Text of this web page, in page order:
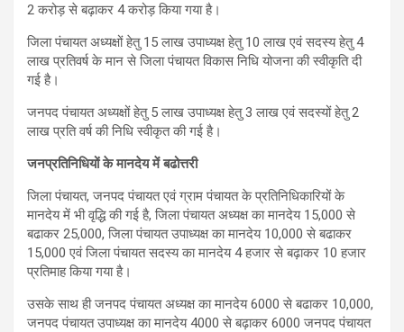
2 करोड़ से बढ़ाकर 4 करोड़ किया गया है।
जिला पंचायत अध्यक्षों हेतु 15 लाख उपाध्यक्ष हेतु 10 लाख एवं सदस्य हेतु 4
लाख प्रतिवर्ष के मान से जिला पंचायत विकास निधि योजना की स्वीकृति दी
गई है।
जनपद पंचायत अध्यक्षों हेतु 5 लाख उपाध्यक्ष हेतु 3 लाख एवं सदस्यों हेतु 2
लाख प्रति वर्ष की निधि स्वीकृत की गई है।
जनप्रतिनिधियों के मानदेय में बढोत्तरी
जिला पंचायत, जनपद पंचायत एवं ग्राम पंचायत के प्रतिनिधिकारियों के
मानदेय में भी वृद्धि की गई है, जिला पंचायत अध्यक्ष का मानदेय 15,000 से
बढाकर 25,000, जिला पंचायत उपाध्यक्ष का मानदेय 10,000 से बढाकर
15,000 एवं जिला पंचायत सदस्य का मानदेय 4 हजार से बढ़ाकर 10 हजार
प्रतिमाह किया गया है।
उसके साथ ही जनपद पंचायत अध्यक्ष का मानदेय 6000 से बढाकर 10,000,
जनपद पंचायत उपाध्यक्ष का मानदेय 4000 से बढ़ाकर 6000 जनपद पंचायत